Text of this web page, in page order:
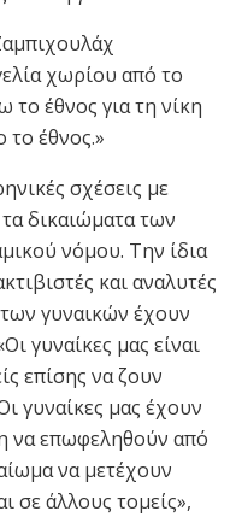
χωρίου από το
το έθνος για τη νίκη
το έθνος.»
σχέσεις με
δικαιώματα των
νόμου. Την ίδια
και αναλυτές
γυναικών έχουν
γυναίκες μας είναι
επίσης να ζουν
γυναίκες μας έχουν
να επωφεληθούν από
να μετέχουν
σε άλλους τομείς»,